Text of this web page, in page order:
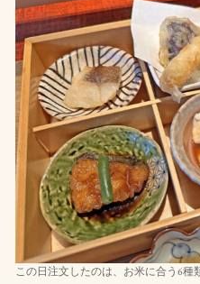
この日注文したのは、お米に合う6種